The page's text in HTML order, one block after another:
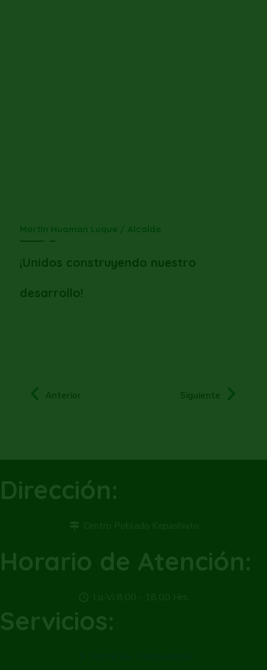
Martín Huaman Luque / Alcalde
¡Unidos construyendo nuestro
desarrollo!
Anterior Siguiente
Dirección:
Horario de Atención:
Servicios: